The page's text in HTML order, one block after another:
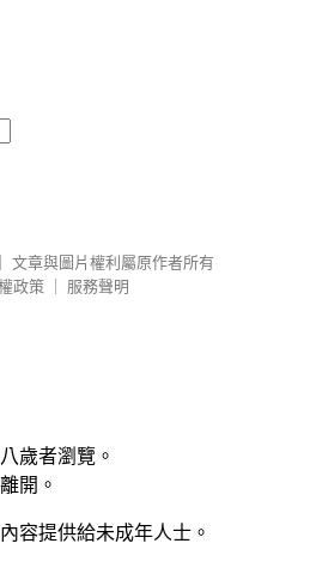
文章與圖片權利屬原作者所有
政策
服務聲明
歲者瀏覽。
開。
容提供給未成年人士。